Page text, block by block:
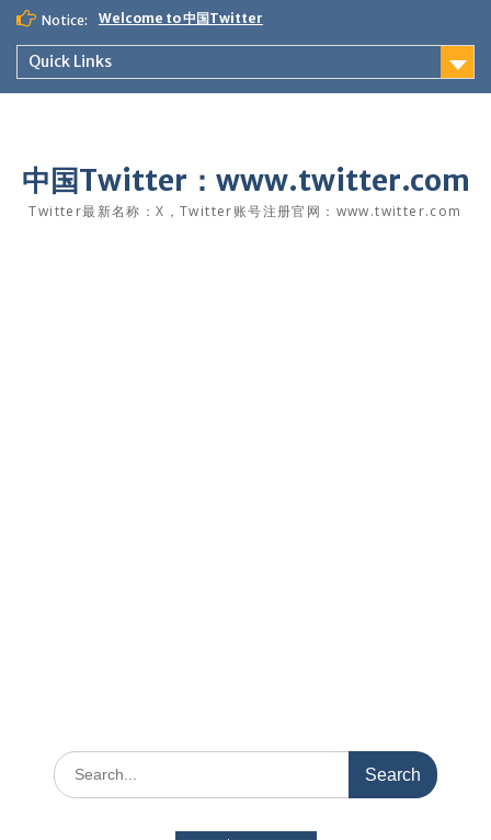
Skip
content
Notice: Welcome to 中国Twitter
Quick Links
中国Twitter：www.twitter.com
Twitter最新名称：X，Twitter账号注册官网：www.twitter.com
Search
for: